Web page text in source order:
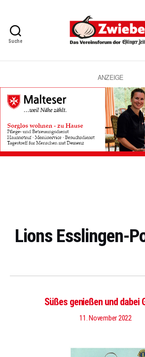
Suche
Eßlinger
Zeitung
ANZEIGE
Lions Esslingen-
Süßes genießen und dabei
11. November 2022